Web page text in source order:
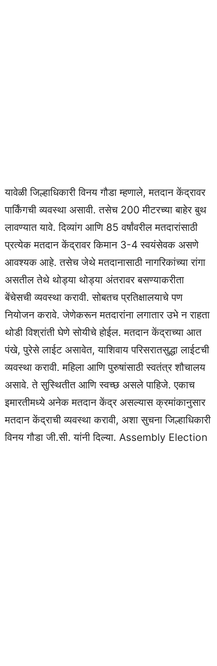
यावेळी जिल्हाधिकारी विनय गौडा म्हणाले, मतदान केंद्रावर
पार्किंगची व्यवस्था असावी. तसेच 200 मीटरच्या बाहेर बुथ
लावण्यात यावे. दिव्यांग आणि 85 वर्षांवरील मतदारांसाठी
प्रत्येक मतदान केंद्रावर किमान 3-4 स्वयंसेवक असणे
आवश्यक आहे. तसेच जेथे मतदानासाठी नागरिकांच्या रांगा
असतील तेथे थोड्या थोड्या अंतरावर बसण्याकरीता
बेंचेसची व्यवस्था करावी. सोबतच प्रतिक्षालयाचे पण
नियोजन करावे. जेणेकरून मतदारांना लगातार उभे न राहता
थोडी विश्रांती घेणे सोयीचे होईल. मतदान केंद्राच्या आत
पंखे, पुरेसे लाईट असावेत, याशिवाय परिसरातसुद्धा लाईटची
व्यवस्था करावी. महिला आणि पुरुषांसाठी स्वतंत्र शौचालय
असावे. ते सुस्थितीत आणि स्वच्छ असले पाहिजे. एकाच
इमारतीमध्ये अनेक मतदान केंद्र असल्यास क्रमांकानुसार
मतदान केंद्राची व्यवस्था करावी, अशा सुचना जिल्हाधिकारी
विनय गौडा जी.सी. यांनी दिल्या. Assembly Election